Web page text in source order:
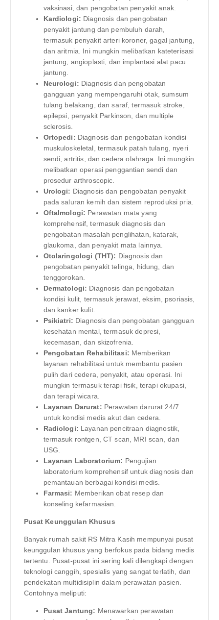
vaksinasi, dan pengobatan penyakit anak.
Kardiologi: Diagnosis dan pengobatan
penyakit jantung dan pembuluh darah,
termasuk penyakit arteri koroner, gagal jantung,
dan aritmia. Ini mungkin melibatkan kateterisasi
jantung, angioplasti, dan implantasi alat pacu
jantung.
Neurologi: Diagnosis dan pengobatan
gangguan yang mempengaruhi otak, sumsum
tulang belakang, dan saraf, termasuk stroke,
epilepsi, penyakit Parkinson, dan multiple
sclerosis.
Ortopedi: Diagnosis dan pengobatan kondisi
muskuloskeletal, termasuk patah tulang, nyeri
sendi, artritis, dan cedera olahraga. Ini mungkin
melibatkan operasi penggantian sendi dan
prosedur arthroscopic.
Urologi: Diagnosis dan pengobatan penyakit
pada saluran kemih dan sistem reproduksi pria.
Oftalmologi: Perawatan mata yang
komprehensif, termasuk diagnosis dan
pengobatan masalah penglihatan, katarak,
glaukoma, dan penyakit mata lainnya.
Otolaringologi (THT): Diagnosis dan
pengobatan penyakit telinga, hidung, dan
tenggorokan.
Dermatologi: Diagnosis dan pengobatan
kondisi kulit, termasuk jerawat, eksim, psoriasis,
dan kanker kulit.
Psikiatri: Diagnosis dan pengobatan gangguan
kesehatan mental, termasuk depresi,
kecemasan, dan skizofrenia.
Pengobatan Rehabilitasi: Memberikan
layanan rehabilitasi untuk membantu pasien
pulih dari cedera, penyakit, atau operasi. Ini
mungkin termasuk terapi fisik, terapi okupasi,
dan terapi wicara.
Layanan Darurat: Perawatan darurat 24/7
untuk kondisi medis akut dan cedera.
Radiologi: Layanan pencitraan diagnostik,
termasuk rontgen, CT scan, MRI scan, dan
USG.
Layanan Laboratorium: Pengujian
laboratorium komprehensif untuk diagnosis dan
pemantauan berbagai kondisi medis.
Farmasi: Memberikan obat resep dan
konseling kefarmasian.
Pusat Keunggulan Khusus
Banyak rumah sakit RS Mitra Kasih mempunyai pusat
keunggulan khusus yang berfokus pada bidang medis
tertentu. Pusat-pusat ini sering kali dilengkapi dengan
teknologi canggih, spesialis yang sangat terlatih, dan
pendekatan multidisiplin dalam perawatan pasien.
Contohnya meliputi:
Pusat Jantung: Menawarkan perawatan